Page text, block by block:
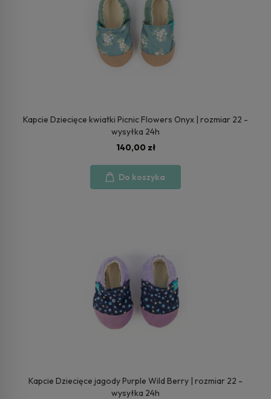
Kapcie Dziecięce kwiatki Picnic Flowers Onyx | rozmiar 22 -
wysyłka 24h
140,00 zł
Do koszyka
Kapcie Dziecięce jagody Purple Wild Berry | rozmiar 22 -
wysyłka 24h